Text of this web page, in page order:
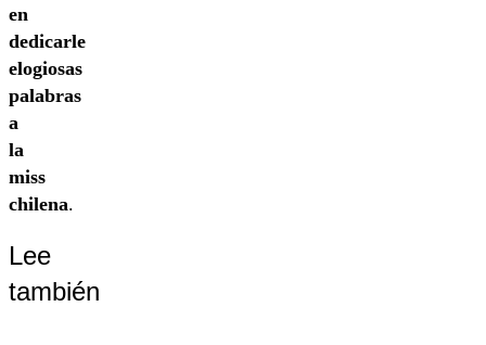
en
dedicarle
elogiosas
palabras
a
la
miss
chilena.
Lee
también